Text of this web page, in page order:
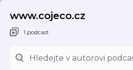
www.cojeco.cz
1 podcast